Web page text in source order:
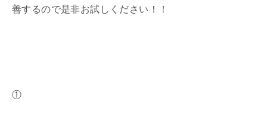
善するので是非お試しください！！
①